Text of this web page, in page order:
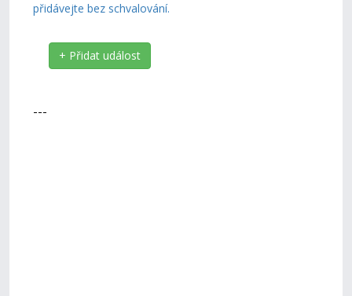
přidávejte bez schvalování.
+ Přidat událost
---